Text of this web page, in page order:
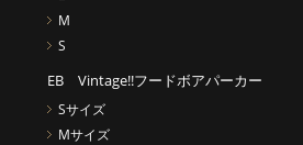
M
S
EB Vintage!!フードボアパーカー
Sサイズ
Mサイズ